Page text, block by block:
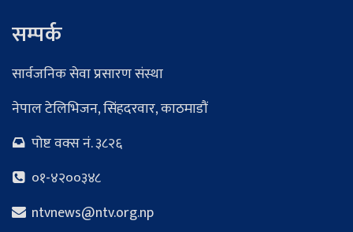
सम्पर्क
सार्वजनिक सेवा प्रसारण संस्था
नेपाल टेलिभिजन, सिंहदरवार, काठमाडौं
पोष्ट वक्स नं. ३८२६
०१-४२००३४८
ntvnews@ntv.org.np